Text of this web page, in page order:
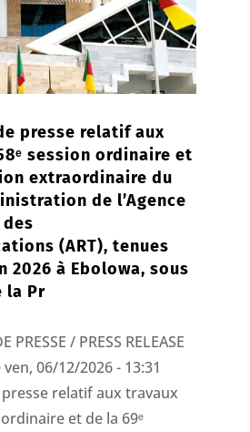
presse relatif aux
session ordinaire et
extraordinaire du
de l’Agence
(ART), tenues
2026 à Ebolowa, sous
la Pr
/ PRESS RELEASE
06/12/2026 - 13:31
relatif aux travaux
et de la 69ᵉ